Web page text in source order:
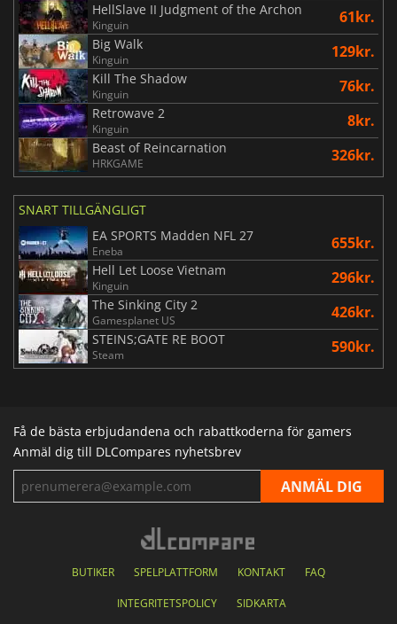
HellSlave II Judgment of the Archon
Kinguin 61kr.
Big Walk
Kinguin 129kr.
Kill The Shadow
Kinguin 76kr.
Retrowave 2
Kinguin 8kr.
Beast of Reincarnation
HRKGAME 326kr.
SNART TILLGÄNGLIGT
EA SPORTS Madden NFL 27
Eneba 655kr.
Hell Let Loose Vietnam
Kinguin 296kr.
The Sinking City 2
Gamesplanet US 426kr.
STEINS;GATE RE BOOT
Steam 590kr.
Få de bästa erbjudandena och rabattkoderna för gamers
Anmäl dig till DLCompares nyhetsbrev
BUTIKER SPELPLATTFORM KONTAKT FAQ
INTEGRITETSPOLICY SIDKARTA